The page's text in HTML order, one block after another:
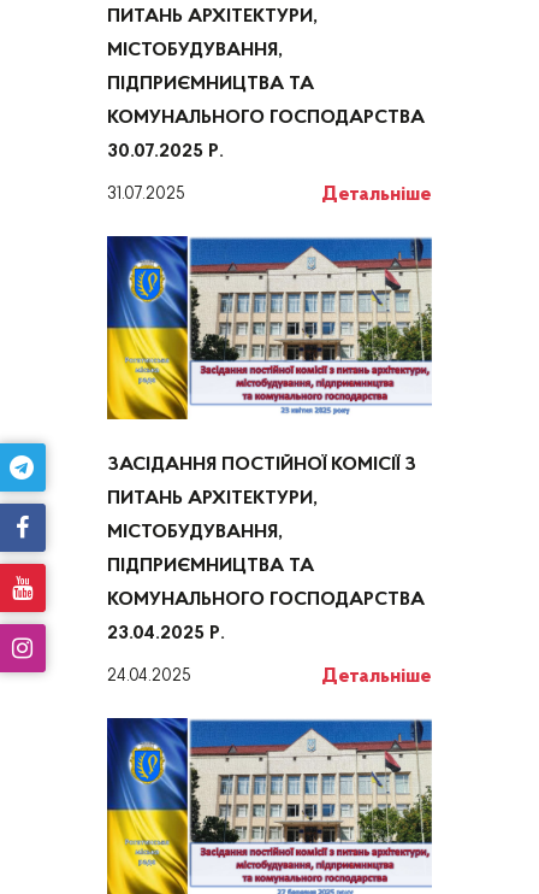
ПИТАНЬ АРХІТЕКТУРИ,
МІСТОБУДУВАННЯ,
ПІДПРИЄМНИЦТВА ТА
КОМУНАЛЬНОГО ГОСПОДАРСТВА
30.07.2025 Р.
31.07.2025 Детальніше
ЗАСІДАННЯ ПОСТІЙНОЇ КОМІСІЇ З
ПИТАНЬ АРХІТЕКТУРИ,
МІСТОБУДУВАННЯ,
ПІДПРИЄМНИЦТВА ТА
КОМУНАЛЬНОГО ГОСПОДАРСТВА
23.04.2025 Р.
24.04.2025 Детальніше